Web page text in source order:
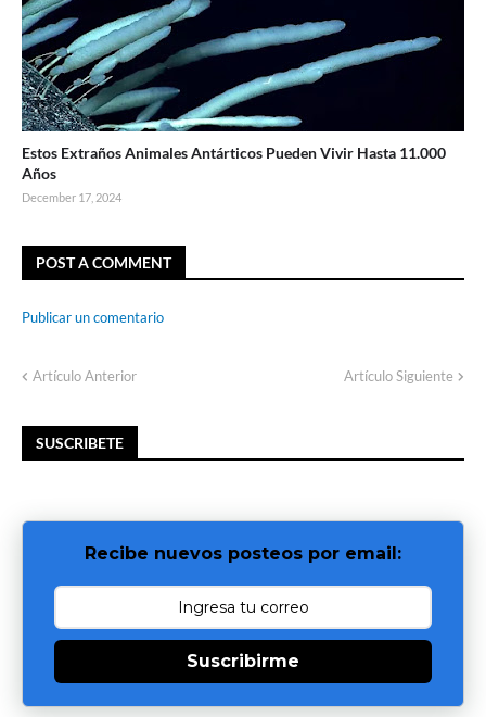
Estos Extraños Animales Antárticos Pueden Vivir Hasta 11.000
Años
December 17, 2024
POST A COMMENT
Publicar un comentario
Artículo Anterior Artículo Siguiente
SUSCRIBETE
Recibe nuevos posteos por email:
Suscribirme